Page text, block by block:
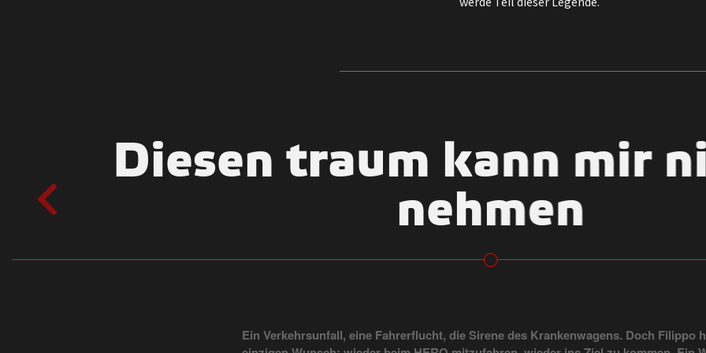
Diesen traum kann mir
nehmen
Ein Verkehrsunfall, eine Fahrerflucht, die Sirene des Krankenwagens. Doch Filippo